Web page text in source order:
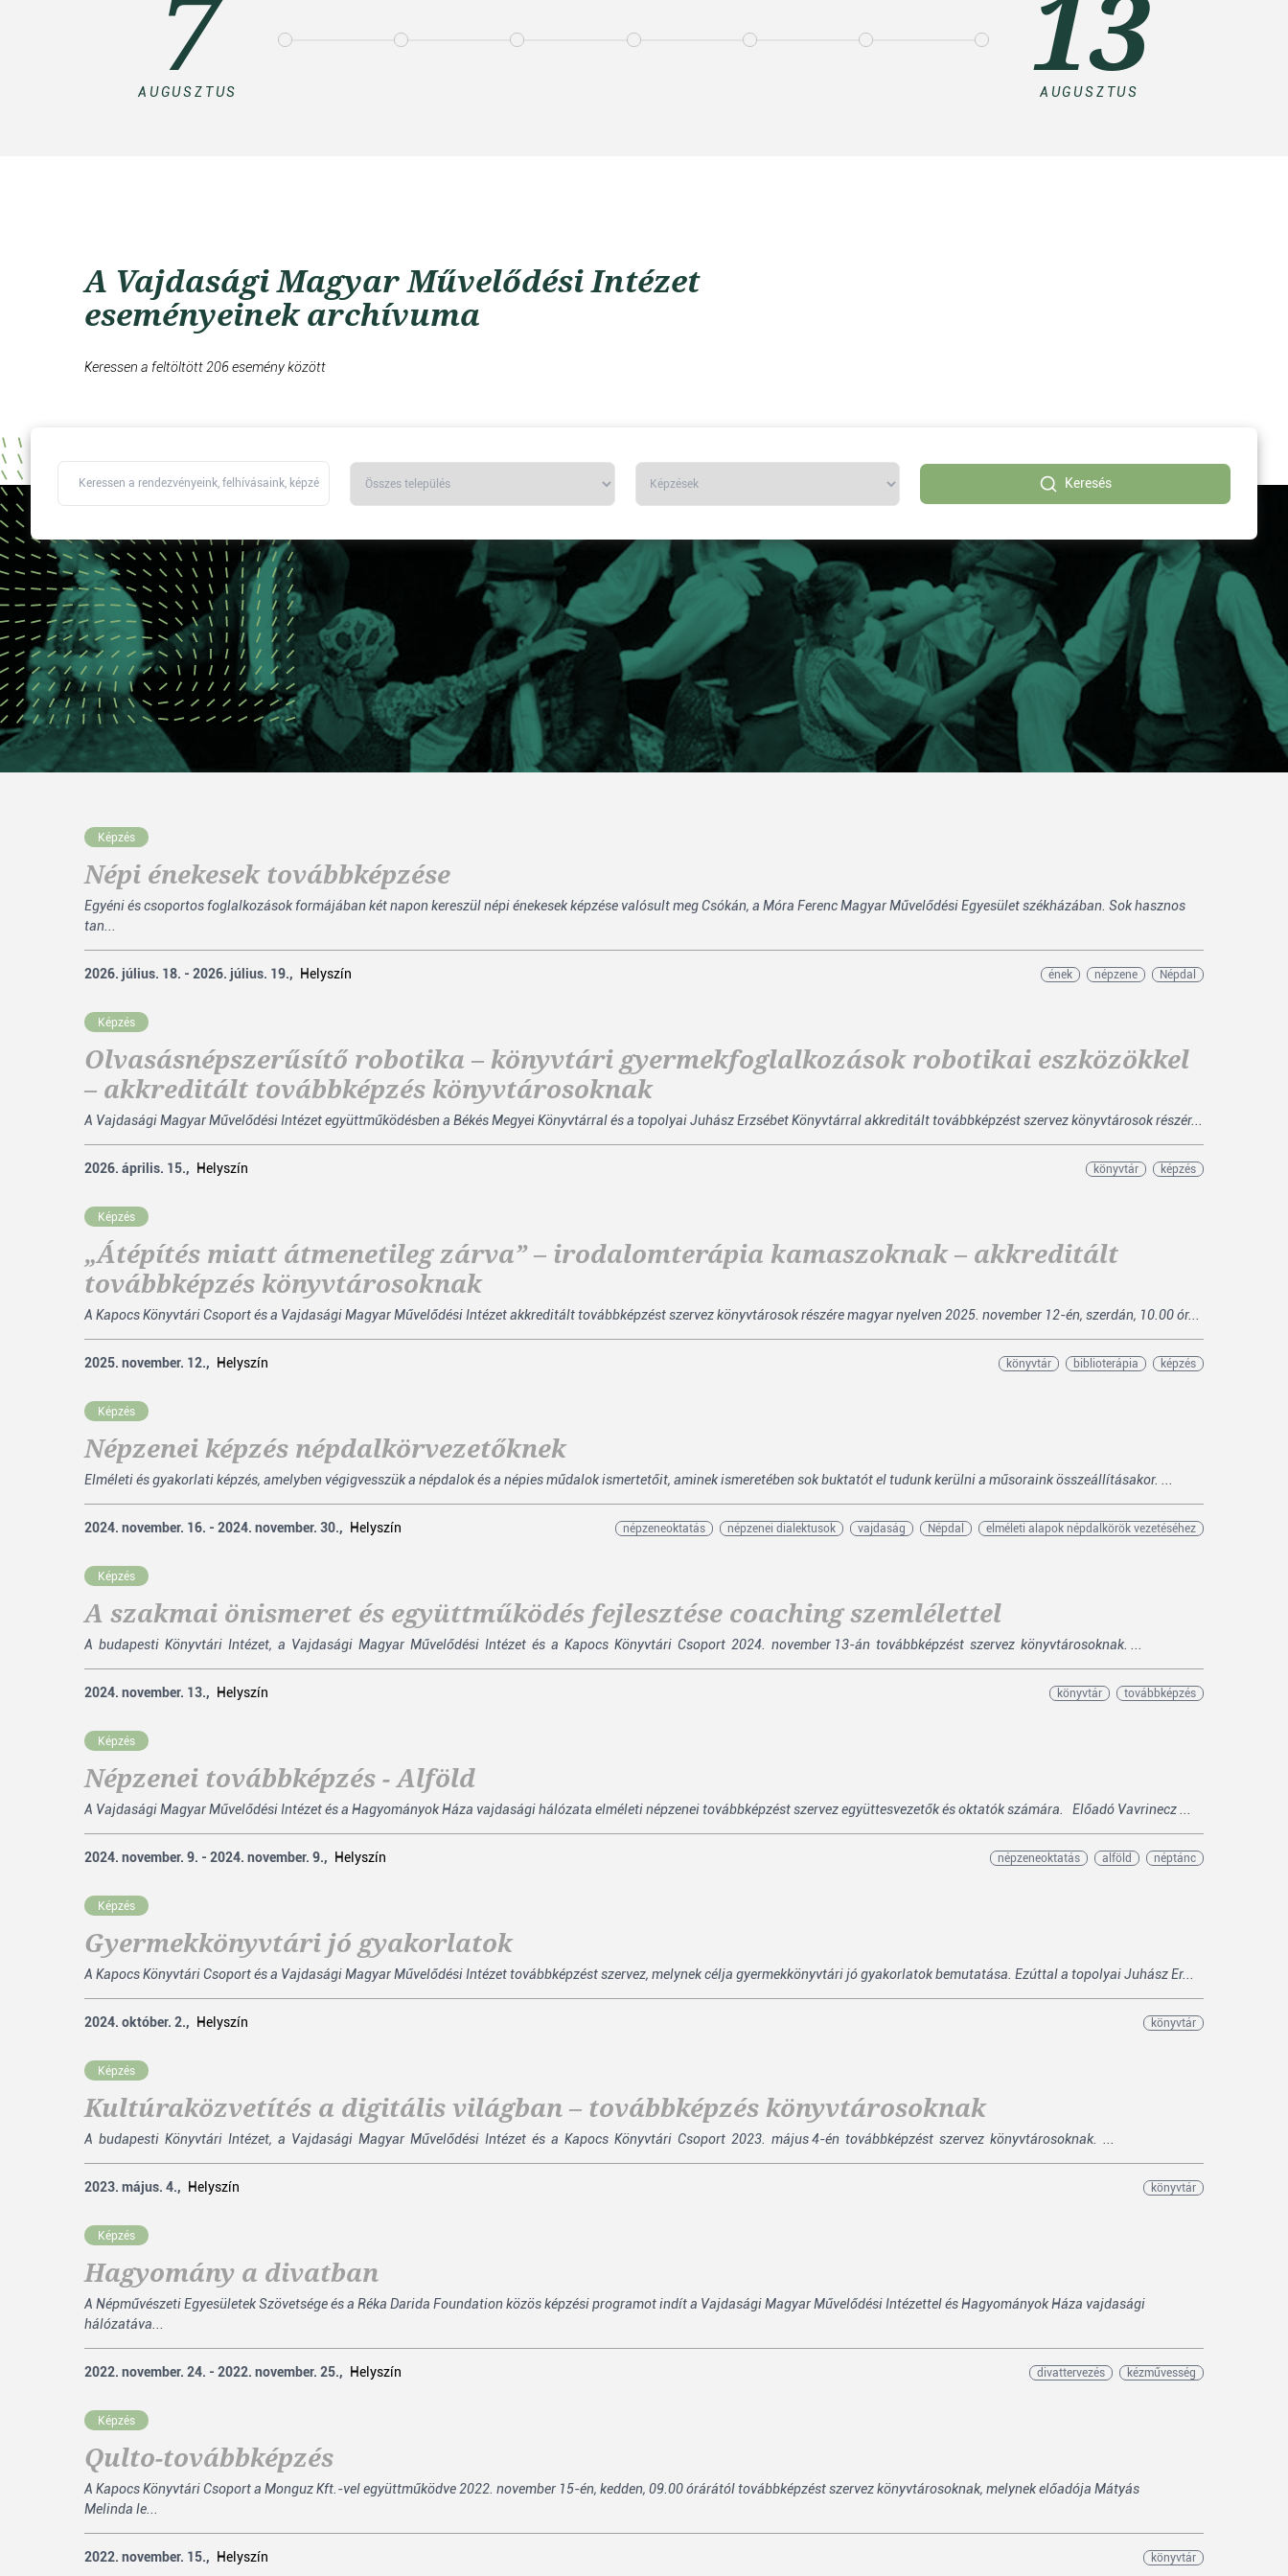
AUGUSZTUS AUGUSZTUS
A Vajdasági Magyar Művelődési Intézet
eseményeinek archívuma
Keressen a feltöltött 206 esemény között
Keresés
Képzés
Népi énekesek továbbképzése
Egyéni és csoportos foglalkozások formájában két napon kereszül népi énekesek képzése valósult meg Csókán, a Móra Ferenc Magyar Művelődési Egyesület székházában. Sok hasznos
tan...
2026. július. 18. - 2026. július. 19., Helyszín ének népzene Népdal
Képzés
Olvasásnépszerűsítő robotika – könyvtári gyermekfoglalkozások robotikai eszközökkel
– akkreditált továbbképzés könyvtárosoknak
A Vajdasági Magyar Művelődési Intézet együttműködésben a Békés Megyei Könyvtárral és a topolyai Juhász Erzsébet Könyvtárral akkreditált továbbképzést szervez könyvtárosok részér...
2026. április. 15., Helyszín könyvtár képzés
Képzés
„Átépítés miatt átmenetileg zárva” – irodalomterápia kamaszoknak – akkreditált
továbbképzés könyvtárosoknak
A Kapocs Könyvtári Csoport és a Vajdasági Magyar Művelődési Intézet akkreditált továbbképzést szervez könyvtárosok részére magyar nyelven 2025. november 12-én, szerdán, 10.00 ór...
2025. november. 12., Helyszín könyvtár biblioterápia képzés
Képzés
Népzenei képzés népdalkörvezetőknek
Elméleti és gyakorlati képzés, amelyben végigvesszük a népdalok és a népies műdalok ismertetőit, aminek ismeretében sok buktatót el tudunk kerülni a műsoraink összeállításakor. ...
2024. november. 16. - 2024. november. 30., Helyszín népzeneoktatás népzenei dialektusok vajdaság Népdal elméleti alapok népdalkörök vezetéséhez
Képzés
A szakmai önismeret és együttműködés fejlesztése coaching szemlélettel
A budapesti Könyvtári Intézet, a Vajdasági Magyar Művelődési Intézet és a Kapocs Könyvtári Csoport 2024. november 13-án továbbképzést szervez könyvtárosoknak. ...
2024. november. 13., Helyszín könyvtár továbbképzés
Képzés
Népzenei továbbképzés - Alföld
A Vajdasági Magyar Művelődési Intézet és a Hagyományok Háza vajdasági hálózata elméleti népzenei továbbképzést szervez együttesvezetők és oktatók számára. Előadó Vavrinecz ...
2024. november. 9. - 2024. november. 9., Helyszín népzeneoktatás alföld néptánc
Képzés
Gyermekkönyvtári jó gyakorlatok
A Kapocs Könyvtári Csoport és a Vajdasági Magyar Művelődési Intézet továbbképzést szervez, melynek célja gyermekkönyvtári jó gyakorlatok bemutatása. Ezúttal a topolyai Juhász Er...
2024. október. 2., Helyszín könyvtár
Képzés
Kultúraközvetítés a digitális világban – továbbképzés könyvtárosoknak
A budapesti Könyvtári Intézet, a Vajdasági Magyar Művelődési Intézet és a Kapocs Könyvtári Csoport 2023. május 4-én továbbképzést szervez könyvtárosoknak. ...
2023. május. 4., Helyszín könyvtár
Képzés
Hagyomány a divatban
A Népművészeti Egyesületek Szövetsége és a Réka Darida Foundation közös képzési programot indít a Vajdasági Magyar Művelődési Intézettel és Hagyományok Háza vajdasági
hálózatáva...
2022. november. 24. - 2022. november. 25., Helyszín divattervezés kézművesség
Képzés
Qulto-továbbképzés
A Kapocs Könyvtári Csoport a Monguz Kft.-vel együttműködve 2022. november 15-én, kedden, 09.00 órárától továbbképzést szervez könyvtárosoknak, melynek előadója Mátyás
Melinda le...
2022. november. 15., Helyszín könyvtár